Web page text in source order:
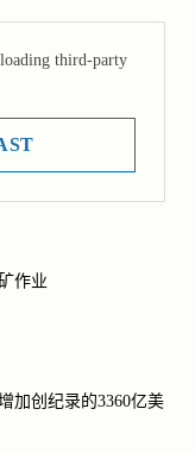
third-party
作业
加创纪录的3360亿美